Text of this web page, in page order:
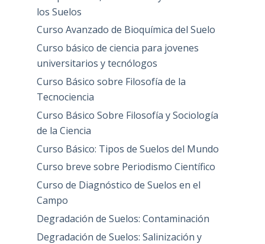
los Suelos
Curso Avanzado de Bioquímica del Suelo
Curso básico de ciencia para jovenes
universitarios y tecnólogos
Curso Básico sobre Filosofía de la
Tecnociencia
Curso Básico Sobre Filosofía y Sociología
de la Ciencia
Curso Básico: Tipos de Suelos del Mundo
Curso breve sobre Periodismo Científico
Curso de Diagnóstico de Suelos en el
Campo
Degradación de Suelos: Contaminación
Degradación de Suelos: Salinización y